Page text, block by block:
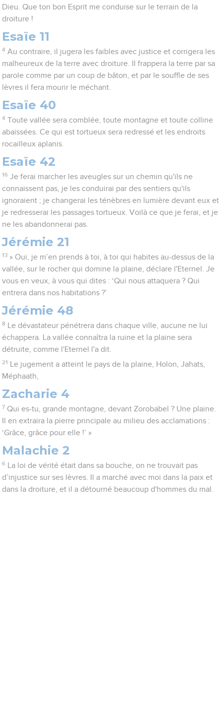
Dieu. Que ton bon Esprit me conduise sur le terrain de la
droiture !
Esaïe 11
4 Au contraire, il jugera les faibles avec justice et corrigera les
malheureux de la terre avec droiture. Il frappera la terre par sa
parole comme par un coup de bâton, et par le souffle de ses
lèvres il fera mourir le méchant.
Esaïe 40
4 Toute vallée sera comblée, toute montagne et toute colline
abaissées. Ce qui est tortueux sera redressé et les endroits
rocailleux aplanis.
Esaïe 42
16 Je ferai marcher les aveugles sur un chemin qu'ils ne
connaissent pas, je les conduirai par des sentiers qu'ils
ignoraient ; je changerai les ténèbres en lumière devant eux et
je redresserai les passages tortueux. Voilà ce que je ferai, et je
ne les abandonnerai pas.
Jérémie 21
13 » Oui, je m’en prends à toi, à toi qui habites au-dessus de la
vallée, sur le rocher qui domine la plaine, déclare l'Eternel. Je
vous en veux, à vous qui dites : ‘Qui nous attaquera ? Qui
entrera dans nos habitations ?’
Jérémie 48
8
Le dévastateur pénétrera dans chaque ville, aucune ne lui
échappera. La vallée connaîtra la ruine et la plaine sera
détruite, comme l'Eternel l'a dit.
21
Le jugement a atteint le pays de la plaine, Holon, Jahats,
Méphaath,
Zacharie 4
7 Qui es-tu, grande montagne, devant Zorobabel ? Une plaine.
Il en extraira la pierre principale au milieu des acclamations :
‘Grâce, grâce pour elle !’ »
Malachie 2
6
La loi de vérité était dans sa bouche, on ne trouvait pas
d’injustice sur ses lèvres. Il a marché avec moi dans la paix et
dans la droiture, et il a détourné beaucoup d'hommes du mal.